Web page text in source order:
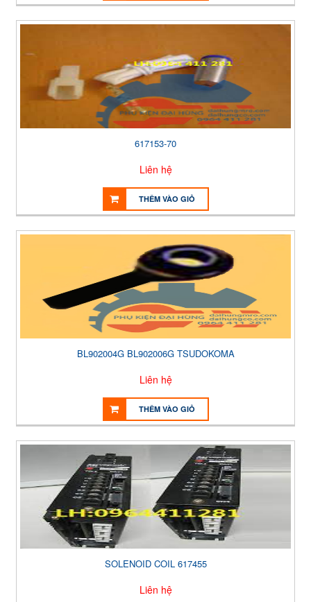
617153-70
Liên hệ
THÊM VÀO GIỎ
BL902004G BL902006G TSUDOKOMA
Liên hệ
THÊM VÀO GIỎ
SOLENOID COIL 617455
Liên hệ